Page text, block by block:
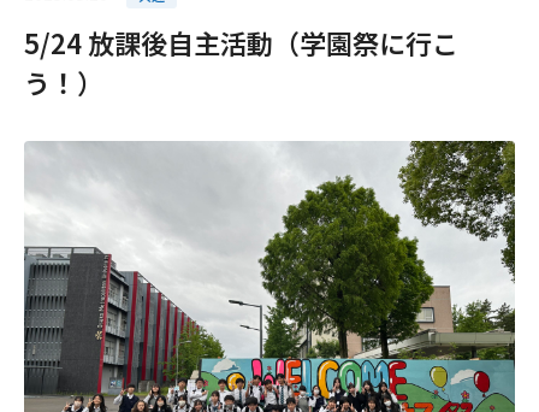
5/24 放課後自主活動（学園祭に行こ
う！）